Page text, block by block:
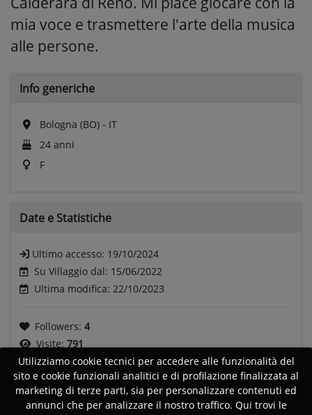
mia voce e trasmettere l'arte della musica
alle persone.
Info generiche
Bologna (BO) - IT
24 anni
F
Date e Statistiche
Ultimo accesso: 19/10/2024
Su Villaggio dal: 15/06/2022
Ultima modifica: 22/10/2023
Followers: 4
Visite: 791
Generi
Utilizziamo cookie tecnici per accedere alle funzionalità del
sito e cookie funzionali analitici e di profilazione finalizzata al
marketing di terze parti, sia per personalizzare contenuti ed
annunci che per analizzare il nostro traffico. Qui trovi le